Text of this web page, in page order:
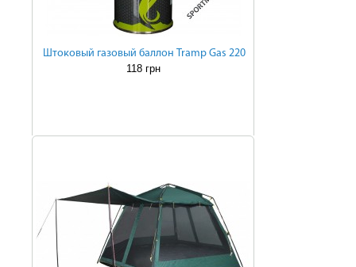
Штоковый газовый баллон Tramp Gas 220
118 грн